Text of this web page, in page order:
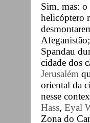
Sim, mas: o
helicóptero
Spandau
cidade dos
Jerusalém
oriental da
nesse
Hass, Eyal
Zona do